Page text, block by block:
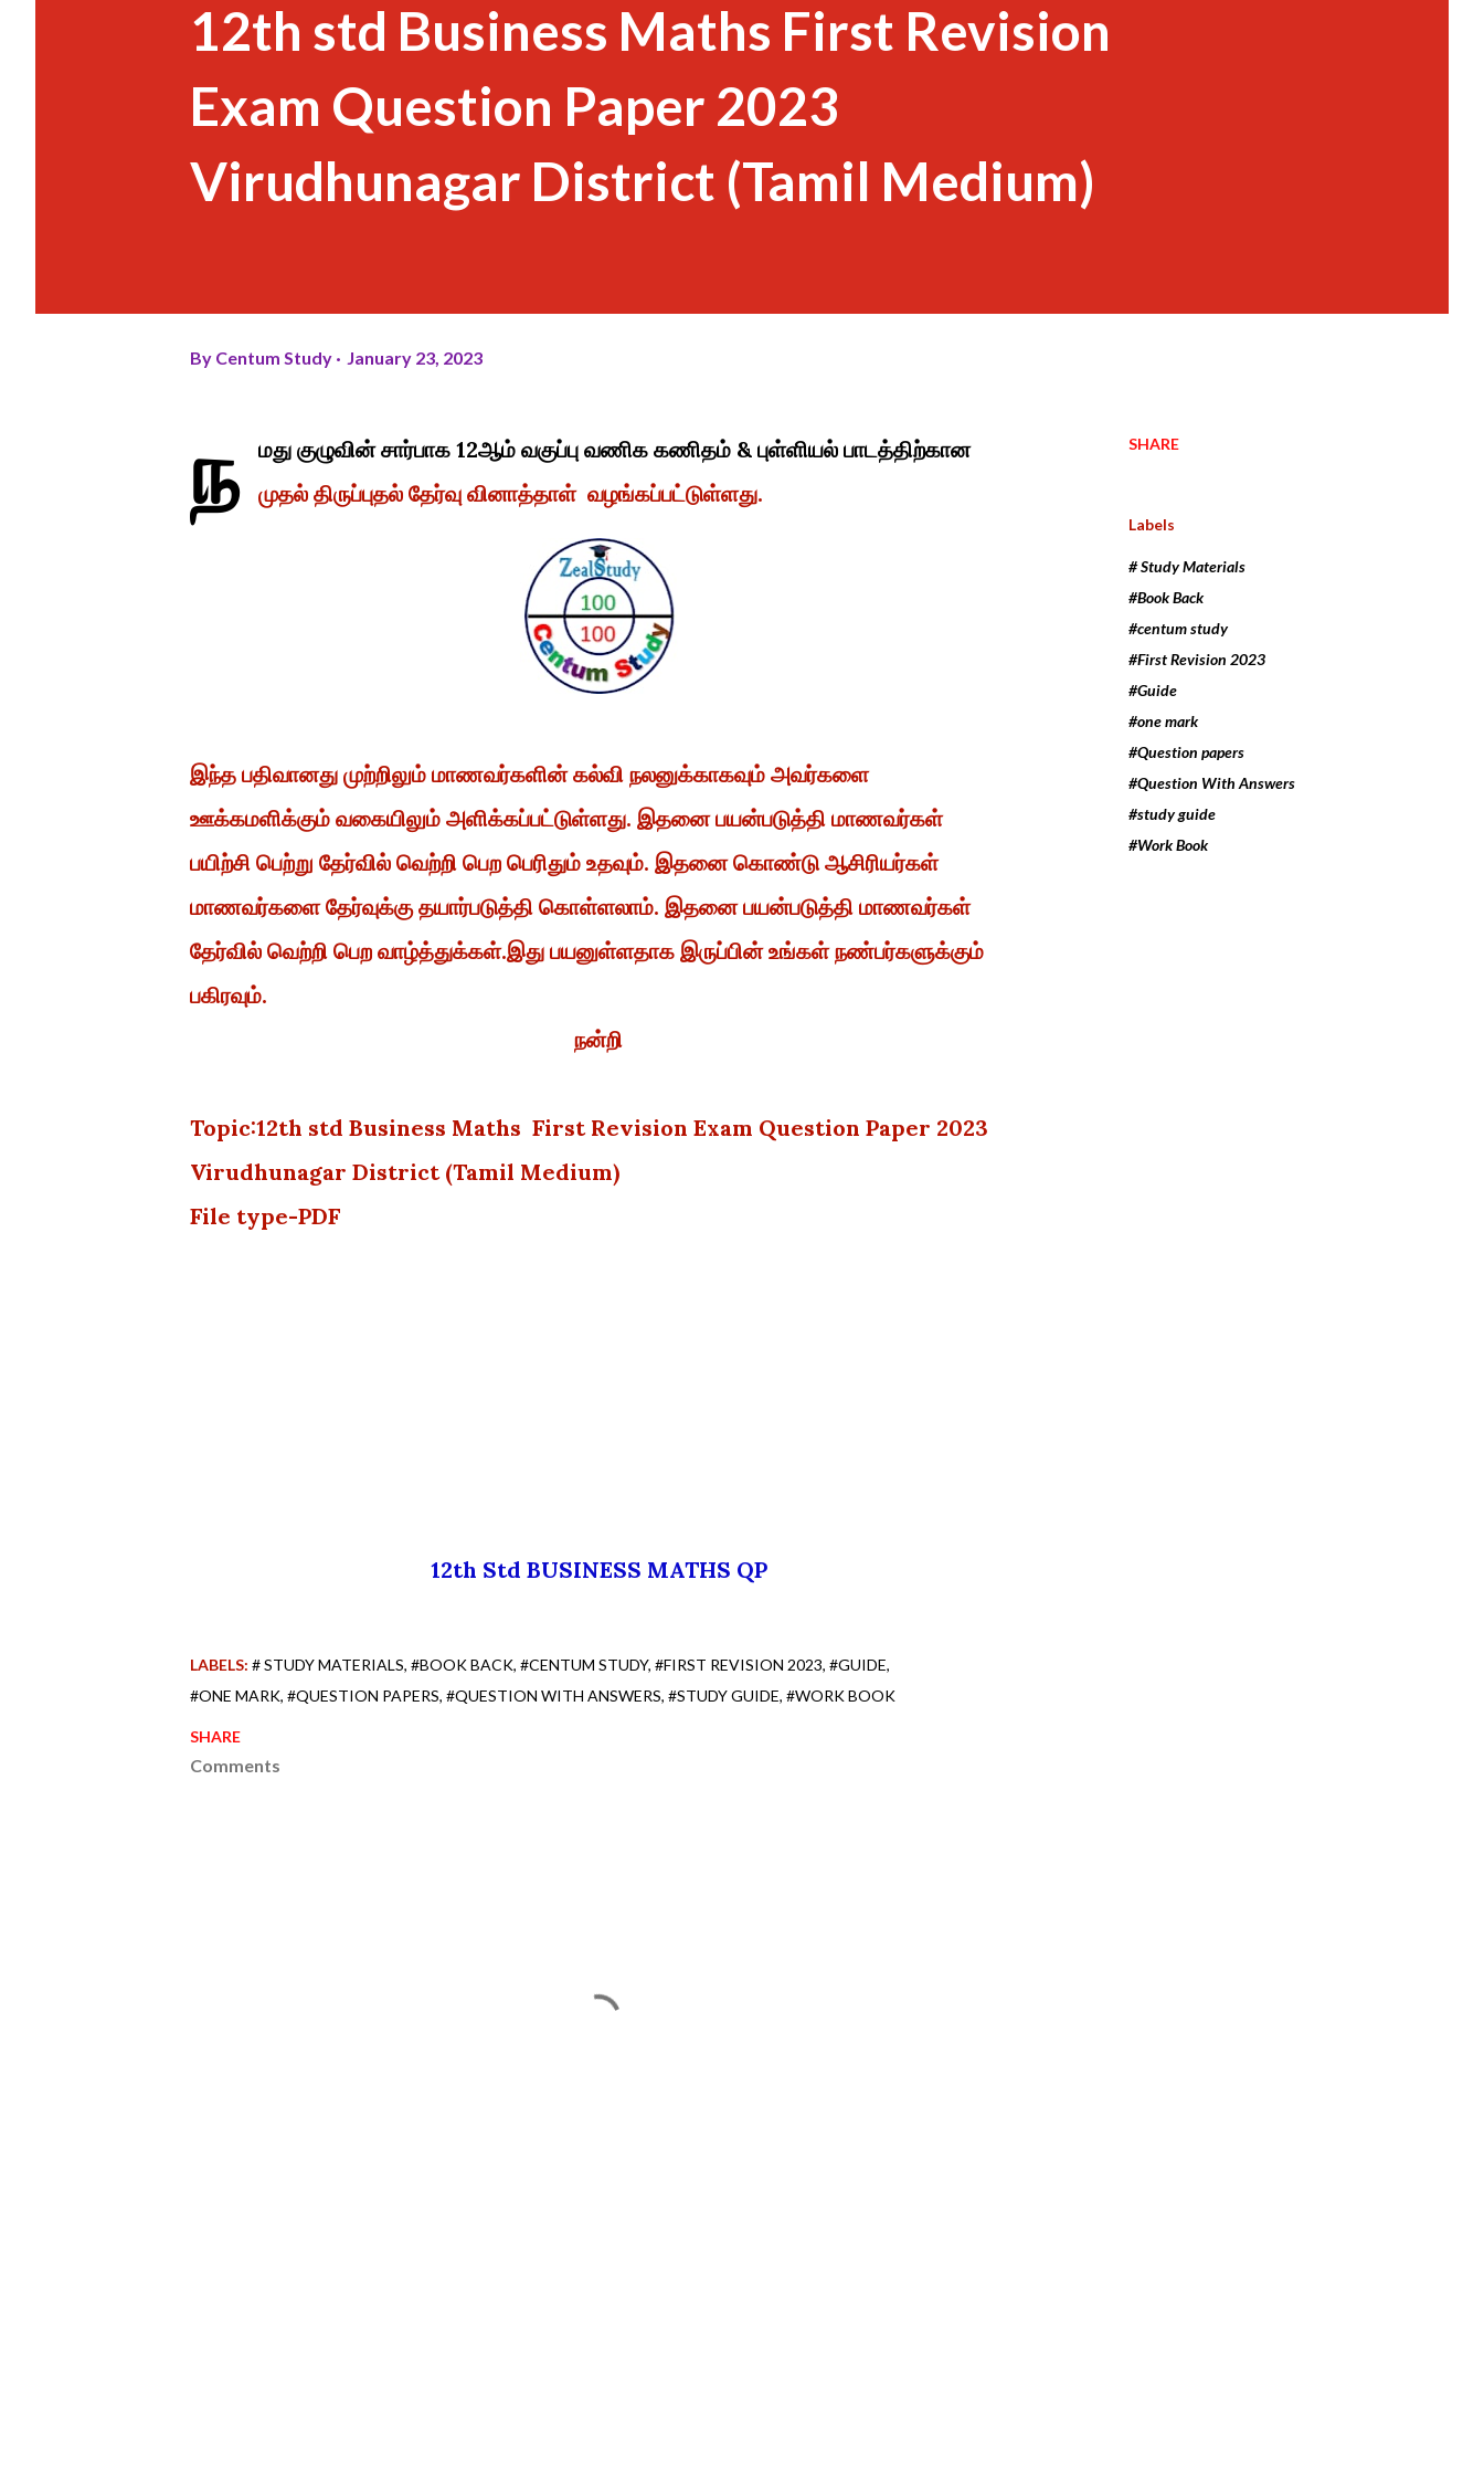
12th std Business Maths First Revision
Exam Question Paper 2023
Virudhunagar District (Tamil Medium)
By Centum Study January 23, 2023
ந
மது குழுவின் சார்பாக 12ஆம் வகுப்பு வணிக கணிதம் & புள்ளியல் பாடத்திற்கான
முதல் திருப்புதல் தேர்வு வினாத்தாள் வழங்கப்பட்டுள்ளது.
இந்த பதிவானது முற்றிலும் மாணவர்களின் கல்வி நலனுக்காகவும் அவர்களை
ஊக்கமளிக்கும் வகையிலும் அளிக்கப்பட்டுள்ளது. இதனை பயன்படுத்தி மாணவர்கள்
பயிற்சி பெற்று தேர்வில் வெற்றி பெற பெரிதும் உதவும். இதனை கொண்டு ஆசிரியர்கள்
மாணவர்களை தேர்வுக்கு தயார்படுத்தி கொள்ளலாம். இதனை பயன்படுத்தி மாணவர்கள்
தேர்வில் வெற்றி பெற வாழ்த்துக்கள்.இது பயனுள்ளதாக இருப்பின் உங்கள் நண்பர்களுக்கும்
பகிரவும்.
நன்றி
Topic:12th std Business Maths First Revision Exam Question Paper 2023
Virudhunagar District (Tamil Medium)
File type-PDF
12th Std BUSINESS MATHS QP
SHARE
Labels
# Study Materials
#Book Back
#centum study
#First Revision 2023
#Guide
#one mark
#Question papers
#Question With Answers
#study guide
#Work Book
LABELS: # STUDY MATERIALS #BOOK BACK #CENTUM STUDY #FIRST REVISION 2023 #GUIDE
#ONE MARK #QUESTION PAPERS #QUESTION WITH ANSWERS #STUDY GUIDE #WORK BOOK
SHARE
Comments